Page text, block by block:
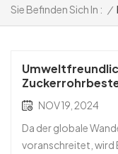
Sie Befinden Sich In : /
Geschirrs ist
NOV 19, 2024
Da der globale
voranschreitet, wird